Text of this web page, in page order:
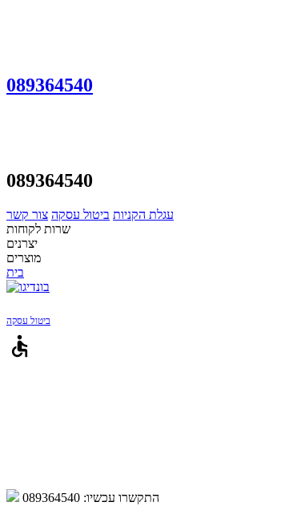
089364540
089364540
עגלת הקניות ביטול עסקה צור קשר
שרות לקוחות
יצרנים
מוצרים
בית
ביטול עסקה
accessible
התקשרו עכשיו: 089364540